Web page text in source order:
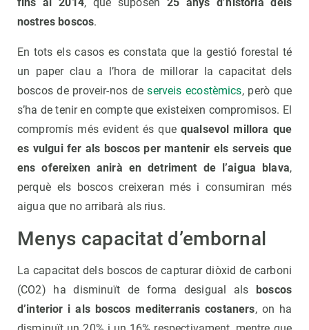
fins al 2014, que suposen 25 anys d’història dels
nostres boscos.
En tots els casos es constata que la gestió forestal té
un paper clau a l’hora de millorar la capacitat dels
boscos de proveir-nos deserveis ecostèmics, però que
s’ha de tenir en compte que existeixen compromisos. El
compromís més evident és quequalsevol millora que
es vulgui fer als boscos per mantenir els serveis que
ens ofereixen anirà en detriment de l’aigua blava,
perquè els boscos creixeran més i consumiran més
aigua que no arribarà als rius.
Menys capacitat d’embornal
La capacitat dels boscos de capturar diòxid de carboni
(CO2) ha disminuït de forma desigual als
boscos
d’interior i als boscos mediterranis costaners, on ha